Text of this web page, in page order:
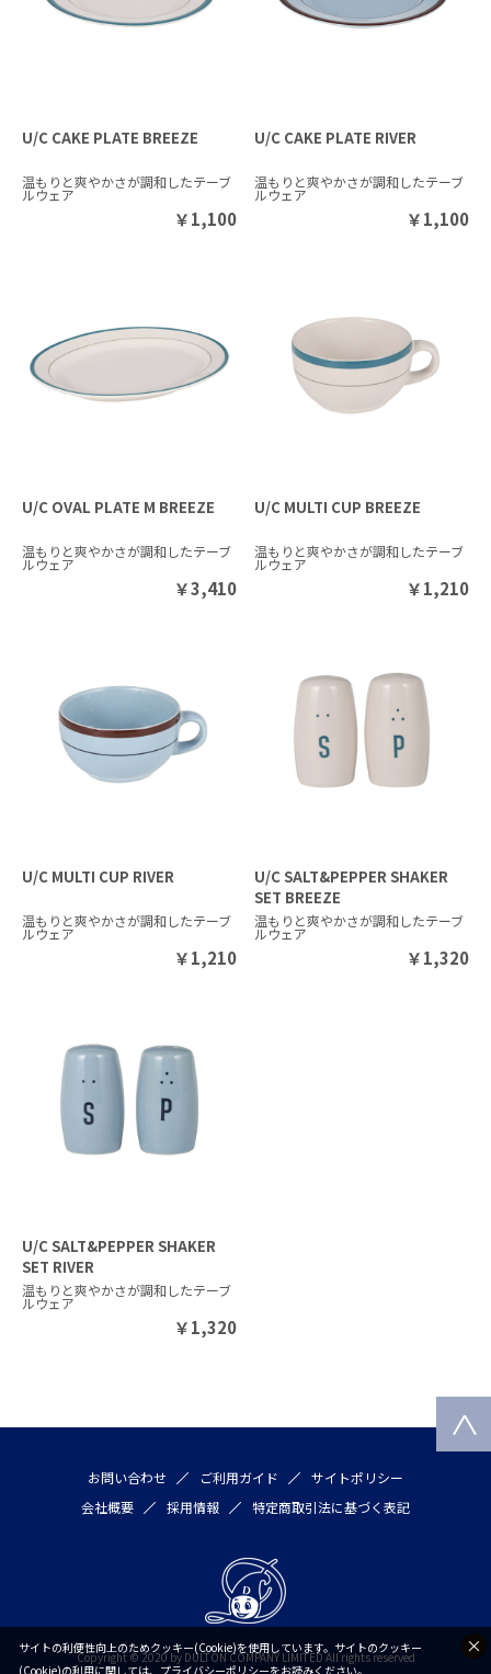
U/C CAKE PLATE BREEZE
温もりと爽やかさが調和したテーブ
ルウェア
￥1,100
U/C CAKE PLATE RIVER
温もりと爽やかさが調和したテーブ
ルウェア
￥1,100
U/C OVAL PLATE M BREEZE
温もりと爽やかさが調和したテーブ
ルウェア
￥3,410
U/C MULTI CUP BREEZE
温もりと爽やかさが調和したテーブ
ルウェア
￥1,210
U/C MULTI CUP RIVER
温もりと爽やかさが調和したテーブ
ルウェア
￥1,210
U/C SALT&PEPPER SHAKER
SET BREEZE
温もりと爽やかさが調和したテーブ
ルウェア
￥1,320
U/C SALT&PEPPER SHAKER
SET RIVER
温もりと爽やかさが調和したテーブ
ルウェア
￥1,320
お問い合わせ ご利用ガイド
サイトポリシー
会社概要
採用情報 特定商取引法に基づく表記
Copyright © 2020 by DULTON COMPANY LIMITED All rights reserved
サイトの利便性向上のためクッキー(Cookie)を使用しています。サイトのクッキー
(Cookie)の利用に関しては、 プライバシーポリシーをお読みください。